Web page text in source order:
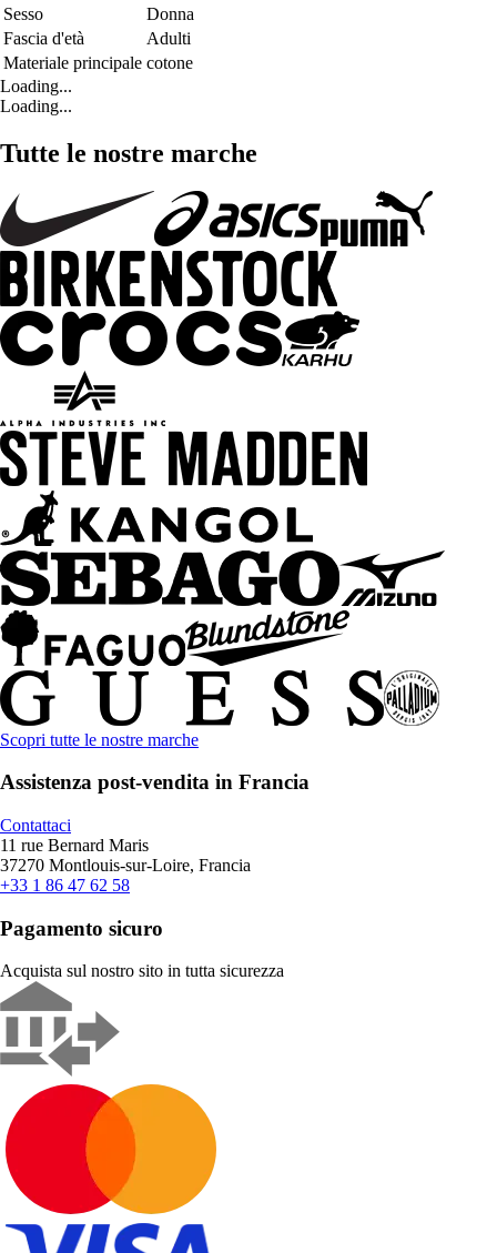
Sesso
Donna
Fascia d'età
Adulti
Materiale principale cotone
Loading...
Loading...
Tutte le nostre marche
Scopri tutte le nostre marche
Assistenza post-vendita in Francia
Contattaci
11 rue Bernard Maris
37270 Montlouis-sur-Loire, Francia
+33 1 86 47 62 58
Pagamento sicuro
Acquista sul nostro sito in tutta sicurezza